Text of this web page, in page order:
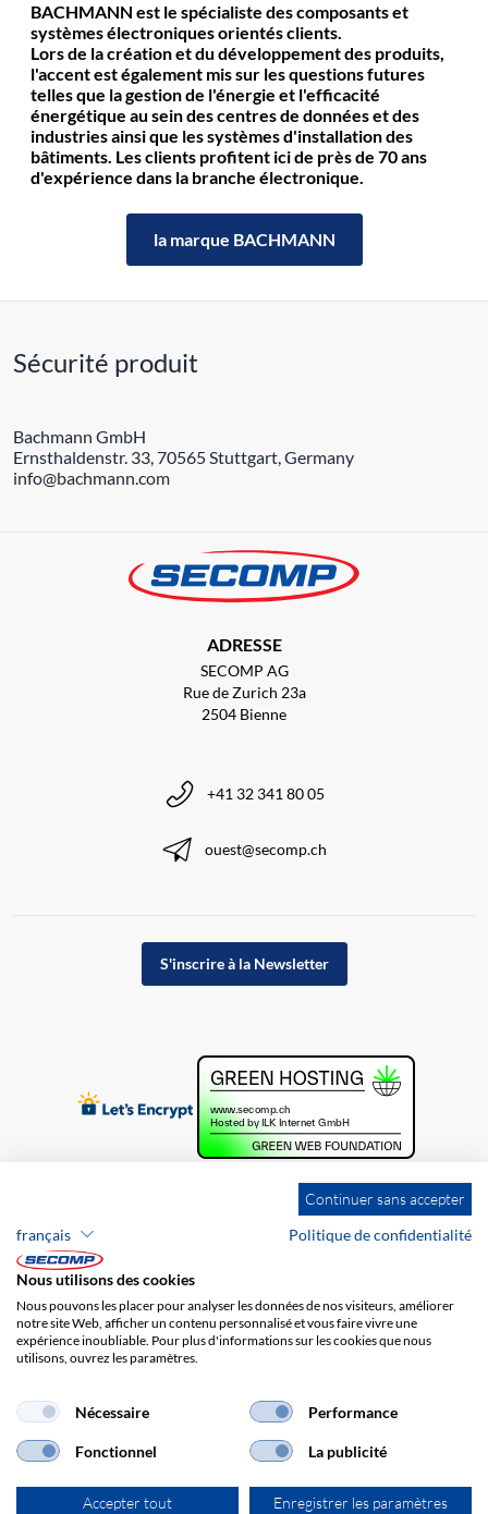
BACHMANN est le spécialiste des composants et
systèmes électroniques orientés clients.
Lors de la création et du développement des produits,
l'accent est également mis sur les questions futures
telles que la gestion de l'énergie et l'efficacité
énergétique au sein des centres de données et des
industries ainsi que les systèmes d'installation des
bâtiments. Les clients profitent ici de près de 70 ans
d'expérience dans la branche électronique.
la marque BACHMANN
Sécurité produit
Bachmann GmbH
Ernsthaldenstr. 33, 70565 Stuttgart, Germany
info@bachmann.com
ADRESSE
SECOMP AG
Rue de Zurich 23a
2504 Bienne
+41 32 341 80 05
ouest@secomp.ch
S'inscrire à la Newsletter
Brands
Protection des données
Frais de port
Continuer sans accepter
français
Politique de confidentialité
Nous utilisons des cookies
Nous pouvons les placer pour analyser les données de nos visiteurs, améliorer
notre site Web, afficher un contenu personnalisé et vous faire vivre une
expérience inoubliable. Pour plus d'informations sur les cookies que nous
utilisons, ouvrez les paramètres.
Nécessaire Performance
Fonctionnel La publicité
Accepter tout Enregistrer les paramètres